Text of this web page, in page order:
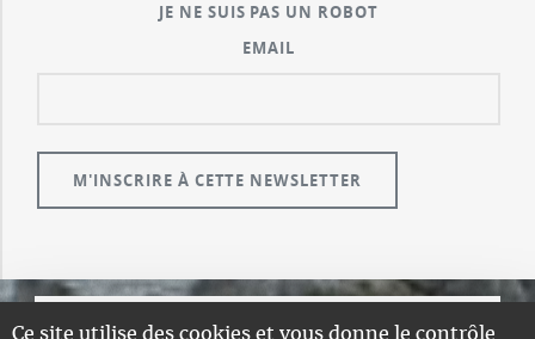
Ce site utilise des cookies et vous donne le contrôle
JE NE SUIS PAS UN ROBOT
EMAIL